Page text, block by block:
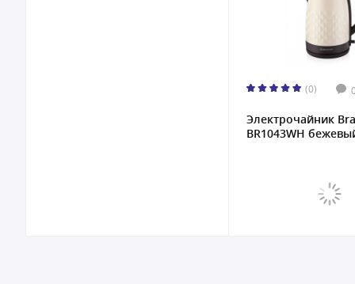
(0) 0
Электрочайник
BR1043WH